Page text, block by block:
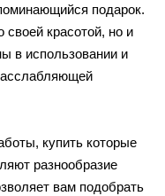
подарок.
красотой, но и
в использовании и
купить которые
разнообразие
вам подобрать